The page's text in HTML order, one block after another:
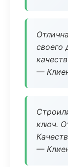
своего
—
ключ.
—